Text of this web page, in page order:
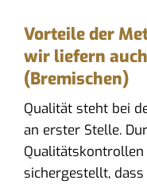
Vorteile der
wir liefern
(Bremischen)
Qualität steht bei
an erster Stelle.
sichergestellt,